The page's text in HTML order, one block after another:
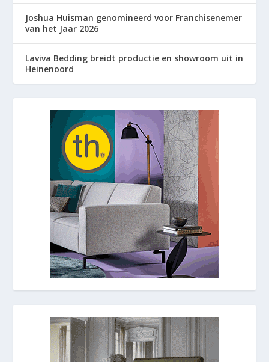
Joshua Huisman genomineerd voor Franchisenemer
van het Jaar 2026
Laviva Bedding breidt productie en showroom uit in
Heinenoord